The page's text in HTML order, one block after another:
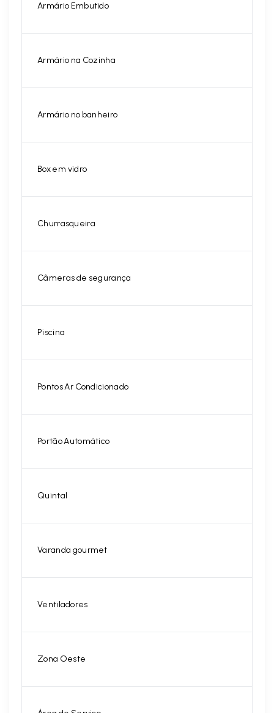
Armário Embutido
Armário na Cozinha
Armário no banheiro
Box em vidro
Churrasqueira
Câmeras de segurança
Piscina
Pontos Ar Condicionado
Portão Automático
Quintal
Varanda gourmet
Ventiladores
Zona Oeste